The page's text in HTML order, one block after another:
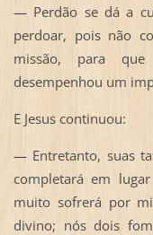
— Perdão se dá a
perdoar, pois não
missão, para
desempenhou um
E Jesus continuou:
— Entretanto, suas
completará em
muito sofrerá por
divino; nós dois